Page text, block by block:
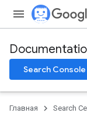
Search Console
Главная Search